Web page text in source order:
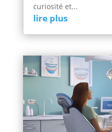
curiosité et...
lire plus